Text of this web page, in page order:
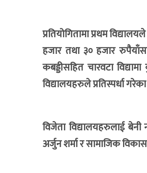
प्रतियोगितामा प्रथम
हजार तथा ३० हजार
कबड्डीसहित चारवटा
विद्यालयहरुले प्रतिस्पर्धा
विजेता विद्यालयहरुलाई
अर्जुन शर्मा र सामाजिक